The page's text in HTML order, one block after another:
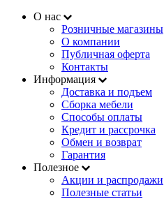
О нас
Розничные магазины
О компании
Публичная оферта
Контакты
Информация
Доставка и подъем
Сборка мебели
Способы оплаты
Кредит и рассрочка
Обмен и возврат
Гарантия
Полезное
Акции и распродажи
Полезные статьи